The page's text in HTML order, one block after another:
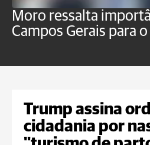
Moro ressalta
Campos Gerais para
Trump assina
cidadania por